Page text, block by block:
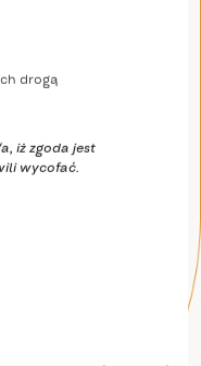
drogą
iż zgoda jest
wycofać.